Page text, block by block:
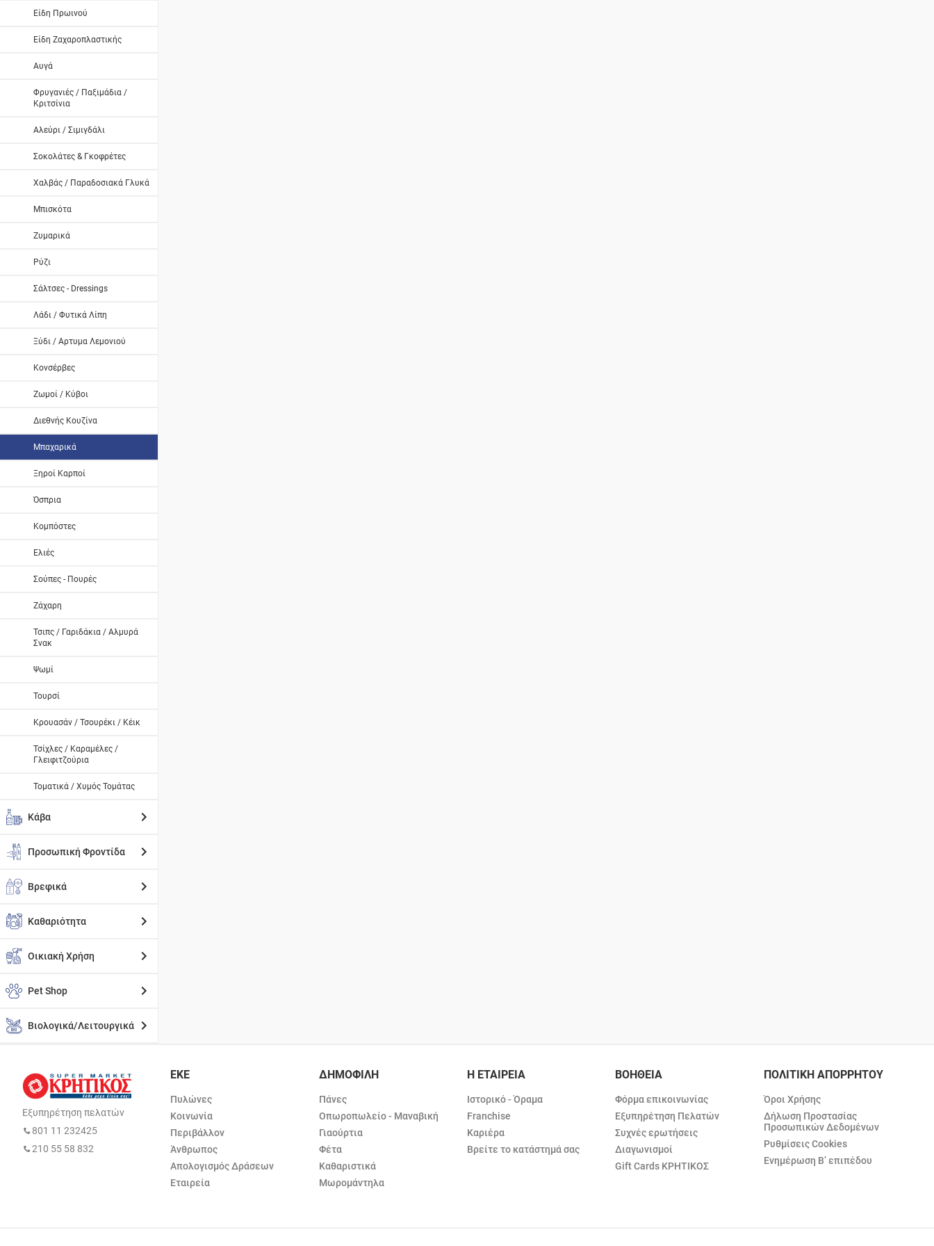
Είδη Πρωινού
Είδη Ζαχαροπλαστικής
Αυγά
Φρυγανιές / Παξιμάδια /
Κριτσίνια
Αλεύρι / Σιμιγδάλι
Σοκολάτες & Γκοφρέτες
Χαλβάς / Παραδοσιακά Γλυκά
Μπισκότα
Ζυμαρικά
Ρύζι
Σάλτσες - Dressings
Λάδι / Φυτικά Λίπη
Ξύδι / Αρτυμα Λεμονιού
Κονσέρβες
Ζωμοί / Κύβοι
Διεθνής Κουζίνα
Μπαχαρικά
Ξηροί Καρποί
Όσπρια
Κομπόστες
Ελιές
Σούπες - Πουρές
Ζάχαρη
Τσιπς / Γαριδάκια / Αλμυρά
Σνακ
Ψωμί
Τουρσί
Κρουασάν / Τσουρέκι / Κέικ
Τσίχλες / Καραμέλες /
Γλειφιτζούρια
Τοματικά / Χυμός Τομάτας
Κάβα
Προσωπική Φροντίδα
Βρεφικά
Καθαριότητα
Οικιακή Χρήση
Pet Shop
Βιολογικά/Λειτουργικά
Εξυπηρέτηση πελατών
801 11 232425
210 55 58 832
ΕΚΕ
Πυλώνες
Κοινωνία
Περιβάλλον
Άνθρωπος
Απολογισμός Δράσεων
Εταιρεία
ΔΗΜΟΦΙΛΗ
Πάνες
Οπωροπωλείο - Μαναβική
Γιαούρτια
Φέτα
Καθαριστικά
Μωρομάντηλα
Η ΕΤΑΙΡΕΙΑ
Ιστορικό - Όραμα
Franchise
Καριέρα
Βρείτε το κατάστημά σας
ΒΟΗΘΕΙΑ
Φόρμα επικοινωνίας
Εξυπηρέτηση Πελατών
Συχνές ερωτήσεις
Διαγωνισμοί
Gift Cards ΚΡΗΤΙΚΟΣ
ΠΟΛΙΤΙΚΗ ΑΠΟΡΡΗΤΟΥ
Όροι Χρήσης
Δήλωση Προστασίας
Προσωπικών Δεδομένων
Ρυθμίσεις Cookies
Ενημέρωση Β’ επιπέδου